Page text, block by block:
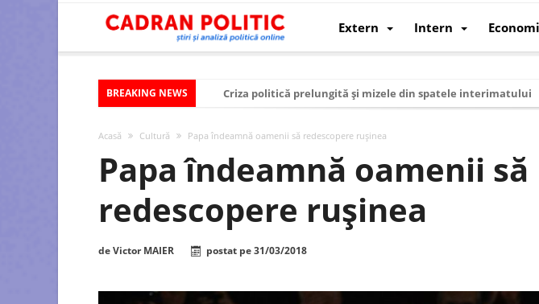
Extern Intern
BREAKING NEWS
Criza politică prelungită și mizele din spatele interimatului
Modelul economic al Rusiei: de ce rezistă?
Occidentul obosit și Estul care revine: o realitate pe care
Viitorul României în Uniunea Europeană. Ce ne așteaptă?
România – ROExit pentru a supraviețui ca țară
Acasă Cultură Papa îndeamnă oamenii să redescopere rușinea
Papa îndeamnă oamenii să
redescopere rușinea
deVictor MAIER postat pe31/03/2018